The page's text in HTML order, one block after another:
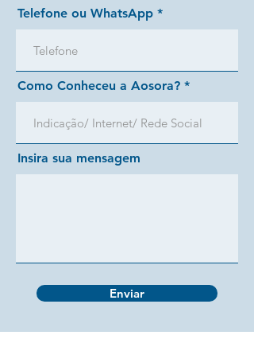
Telefone ou WhatsApp
Como Conheceu a Aosora?
Insira sua mensagem
Enviar